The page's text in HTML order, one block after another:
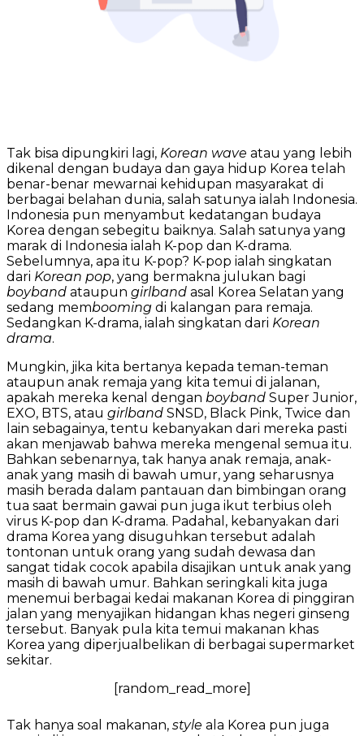
Tak bisa dipungkiri lagi, Korean wave atau yang lebih
dikenal dengan budaya dan gaya hidup Korea telah
benar-benar mewarnai kehidupan masyarakat di
berbagai belahan dunia, salah satunya ialah Indonesia.
Indonesia pun menyambut kedatangan budaya
Korea dengan sebegitu baiknya. Salah satunya yang
marak di Indonesia ialah K-pop dan K-drama.
Sebelumnya, apa itu K-pop? K-pop ialah singkatan
dari Korean pop, yang bermakna julukan bagi
boyband ataupun girlband asal Korea Selatan yang
sedang membooming di kalangan para remaja.
Sedangkan K-drama, ialah singkatan dari Korean
drama.
Mungkin, jika kita bertanya kepada teman-teman
ataupun anak remaja yang kita temui di jalanan,
apakah mereka kenal dengan boyband Super Junior,
EXO, BTS, atau girlband SNSD, Black Pink, Twice dan
lain sebagainya, tentu kebanyakan dari mereka pasti
akan menjawab bahwa mereka mengenal semua itu.
Bahkan sebenarnya, tak hanya anak remaja, anak-
anak yang masih di bawah umur, yang seharusnya
masih berada dalam pantauan dan bimbingan orang
tua saat bermain gawai pun juga ikut terbius oleh
virus K-pop dan K-drama. Padahal, kebanyakan dari
drama Korea yang disuguhkan tersebut adalah
tontonan untuk orang yang sudah dewasa dan
sangat tidak cocok apabila disajikan untuk anak yang
masih di bawah umur. Bahkan seringkali kita juga
menemui berbagai kedai makanan Korea di pinggiran
jalan yang menyajikan hidangan khas negeri ginseng
tersebut. Banyak pula kita temui makanan khas
Korea yang diperjualbelikan di berbagai supermarket
sekitar.
[random_read_more]
Tak hanya soal makanan, style ala Korea pun juga